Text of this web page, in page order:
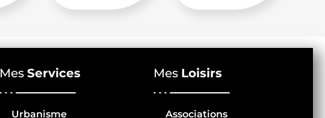
MesServices
Urbanisme
Mes Loisirs
Associations